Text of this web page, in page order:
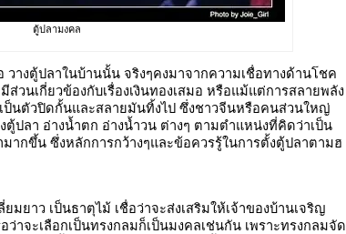
ตู้ปลามงคล
วางตู้ปลาในบ้านนั้น จริงๆคงมาจากความเชื่อทางด้านโชค
ส่วนเกี่ยวข้องกับเรื่องเงินทองเสมอ หรือแม้แต่การสลายพลัง
ป็นตัวปิดกั้นและสลายมันทิ้งไป ซึ่งชาวจีนหรือคนส่วนใหญ่
ปลา อ่างน้ำตก อ่างน้ำวน ต่างๆ ตามตำแหน่งที่คิดว่าเป็น
ากขึ้น ซึ่งหลักการกว้างๆและข้อควรรู้ในการตั้งตู้ปลาตามฮ
ยาว เป็นธาตุไม้ เชื่อว่าจะส่งเสริมให้เจ้าของบ้านเจริญ
ว่าจะเลือกเป็นทรงกลมก็เป็นมงคลเช่นกัน เพราะทรงกลมจัด